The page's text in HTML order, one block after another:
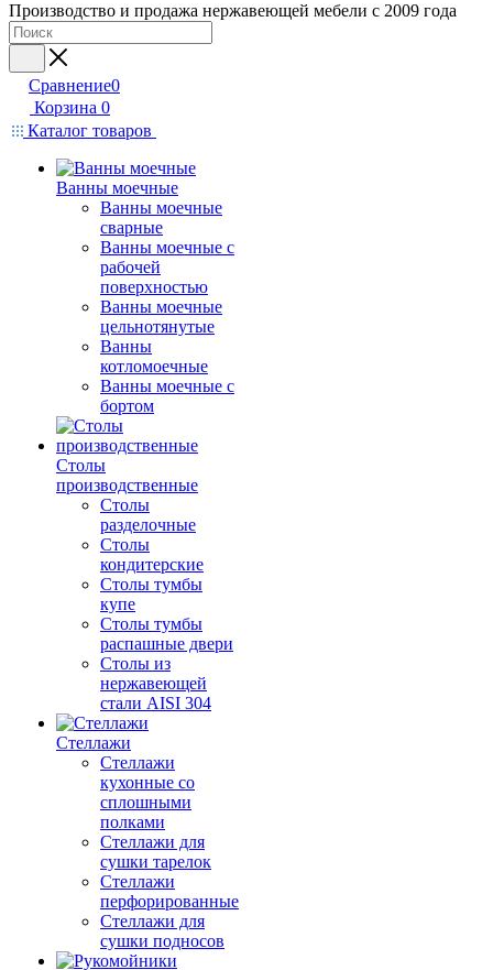
Производство и продажа нержавеющей мебели с 2009 года
Сравнение0
Корзина 0
Каталог товаров
Ванны моечные
Ванны моечные
сварные
Ванны моечные с
рабочей
поверхностью
Ванны моечные
цельнотянутые
Ванны
котломоечные
Ванны моечные с
бортом
Столы
производственные
Столы
разделочные
Столы
кондитерские
Столы тумбы
купе
Столы тумбы
распашные двери
Столы из
нержавеющей
стали AISI 304
Стеллажи
Стеллажи
кухонные со
сплошными
полками
Стеллажи для
сушки тарелок
Стеллажи
перфорированные
Стеллажи для
сушки подносов